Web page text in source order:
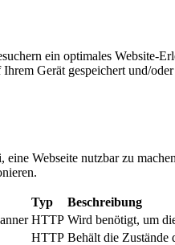
ein optimales Website-
Gerät gespeichert und/
Webseite nutzbar zu
Typ Beschreibung
HTTP Wird benötigt, um
HTTP Behält die Zustände